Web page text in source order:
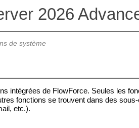
2026
de système
intégrées de FlowForce. Seules les
fonctions se trouvent dans des
etc.).